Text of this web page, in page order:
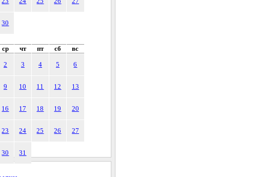
30
ср чт пт сб вс
2 3 4 5 6
9 10 11 12 13
16 17 18 19 20
23 24 25 26 27
30 31